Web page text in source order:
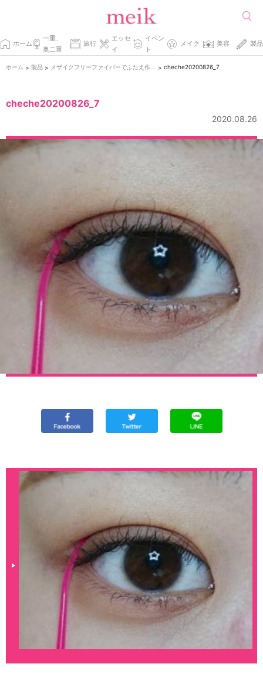
ホーム
一重、
奥二重
旅行
エッセ
イ
イベン
ト
メイク 美容 製品
ホーム > 製品 > > cheche20200826_7
cheche20200826_7
2020.08.26